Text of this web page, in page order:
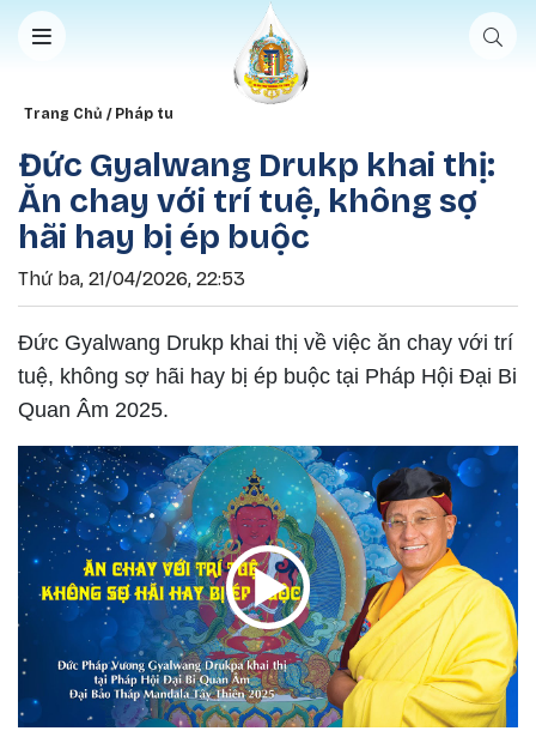
Nhảy đến nội dung
Breadcrumb
Trang Chủ Pháp tu
Đức Gyalwang Drukp khai thị:
Ăn chay với trí tuệ, không sợ
hãi hay bị ép buộc
Thứ ba, 21/04/2026, 22:53
Đức Gyalwang Drukp khai thị về việc ăn chay với trí
tuệ, không sợ hãi hay bị ép buộc tại Pháp Hội Đại Bi
Quan Âm 2025.